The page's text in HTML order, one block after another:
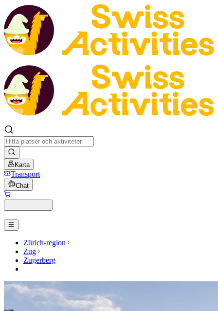
Karta
Transport
Chat
Zürich-region
Zug
Zugerberg